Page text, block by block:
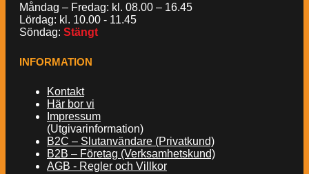
Måndag – Fredag: kl. 08.00 – 16.45
Lördag: kl. 10.00 - 11.45
Söndag: Stängt
INFORMATION
Kontakt
Här bor vi
Impressum
(Utgivarinformation)
B2C – Slutanvändare (Privatkund)
B2B – Företag (Verksamhetskund)
AGB - Regler och Villkor